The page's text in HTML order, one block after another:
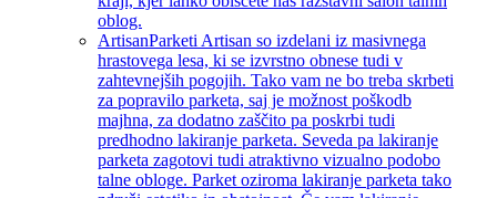
oblog.
ArtisanParketi Artisan so izdelani iz masivnega
hrastovega lesa, ki se izvrstno obnese tudi v
zahtevnejših pogojih. Tako vam ne bo treba skrbeti
za popravilo parketa, saj je možnost poškodb
majhna, za dodatno zaščito pa poskrbi tudi
predhodno lakiranje parketa. Seveda pa lakiranje
parketa zagotovi tudi atraktivno vizualno podobo
talne obloge. Parket oziroma lakiranje parketa tako